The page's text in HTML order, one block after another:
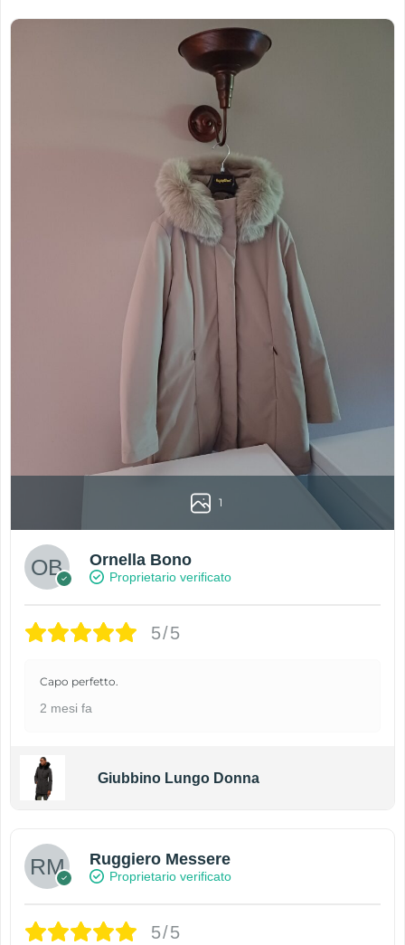
1
Ornella Bono
Proprietario verificato
5/5
Capo perfetto.
2 mesi fa
Giubbino Lungo Donna
Ruggiero Messere
Proprietario verificato
5/5